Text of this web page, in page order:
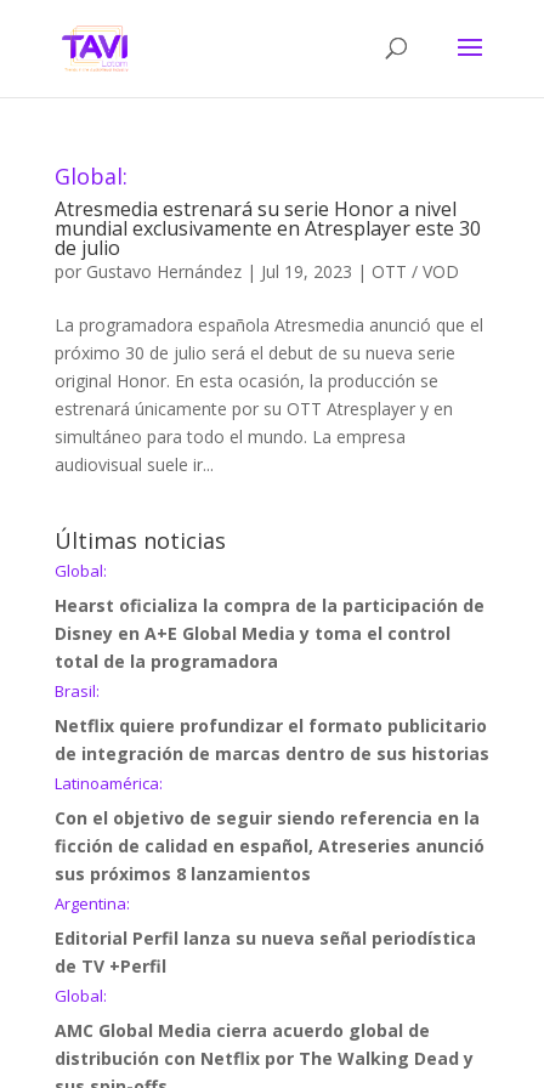
Global:
Atresmedia estrenará su serie Honor a nivel
mundial exclusivamente en Atresplayer este 30
de julio
por Gustavo Hernández| Jul 19, 2023 | OTT / VOD
La programadora española Atresmedia anunció que el
próximo 30 de julio será el debut de su nueva serie
original Honor. En esta ocasión, la producción se
estrenará únicamente por su OTT Atresplayer y en
simultáneo para todo el mundo. La empresa
audiovisual suele ir...
Últimas noticias
Global:
Hearst oficializa la compra de la participación de
Disney en A+E Global Media y toma el control
total de la programadora
Brasil:
Netflix quiere profundizar el formato publicitario
de integración de marcas dentro de sus historias
Latinoamérica:
Con el objetivo de seguir siendo referencia en la
ficción de calidad en español, Atreseries anunció
sus próximos 8 lanzamientos
Argentina:
Editorial Perfil lanza su nueva señal periodística
de TV +Perfil
Global:
AMC Global Media cierra acuerdo global de
distribución con Netflix por The Walking Dead y